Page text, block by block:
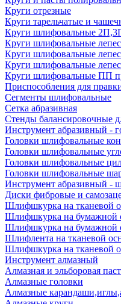
Круги отрезные
Круги тарельчатые и
Круги шлифовальные
Круги шлифовальные
Круги шлифовальные
Круги шлифовальные
Круги шлифовальные ПП
Приспособления для
Сегменты шлифовальные
Сетка абразивная
Стенды балансировочные
Инструмент абразивный -
Головки шлифовальные
Головки шлифовальные
Головки шлифовальные
Головки шлифовальные
Инструмент абразивный -
Диски фибровые и
Шлифшкурка на тканевой
Шлифшкурка на бумажной
Шлифшкурка на бумажной
Шлифлента на тканевой
Шлифшкурка на тканевой
Инструмент алмазный
Алмазная и эльборовая
Алмазные головки
Алмазные